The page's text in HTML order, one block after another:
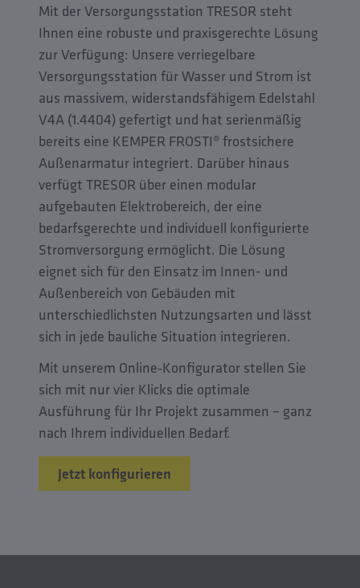
Mit der Versorgungsstation TRESOR steht
Ihnen eine robuste und praxisgerechte Lösung
zur Verfügung: Unsere verriegelbare
Versorgungsstation für Wasser und Strom ist
aus massivem, widerstandsfähigem Edelstahl
V4A (1.4404) gefertigt und hat serienmäßig
bereits eine KEMPER FROSTI® frostsichere
Außenarmatur integriert. Darüber hinaus
verfügt TRESOR über einen modular
aufgebauten Elektrobereich, der eine
bedarfsgerechte und individuell konfigurierte
Stromversorgung ermöglicht. Die Lösung
eignet sich für den Einsatz im Innen- und
Außenbereich von Gebäuden mit
unterschiedlichsten Nutzungsarten und lässt
sich in jede bauliche Situation integrieren.
Mit unserem Online‑Konfigurator stellen Sie
sich mit nur vier Klicks die optimale
Ausführung für Ihr Projekt zusammen – ganz
nach Ihrem individuellen Bedarf.
Jetzt konfigurieren